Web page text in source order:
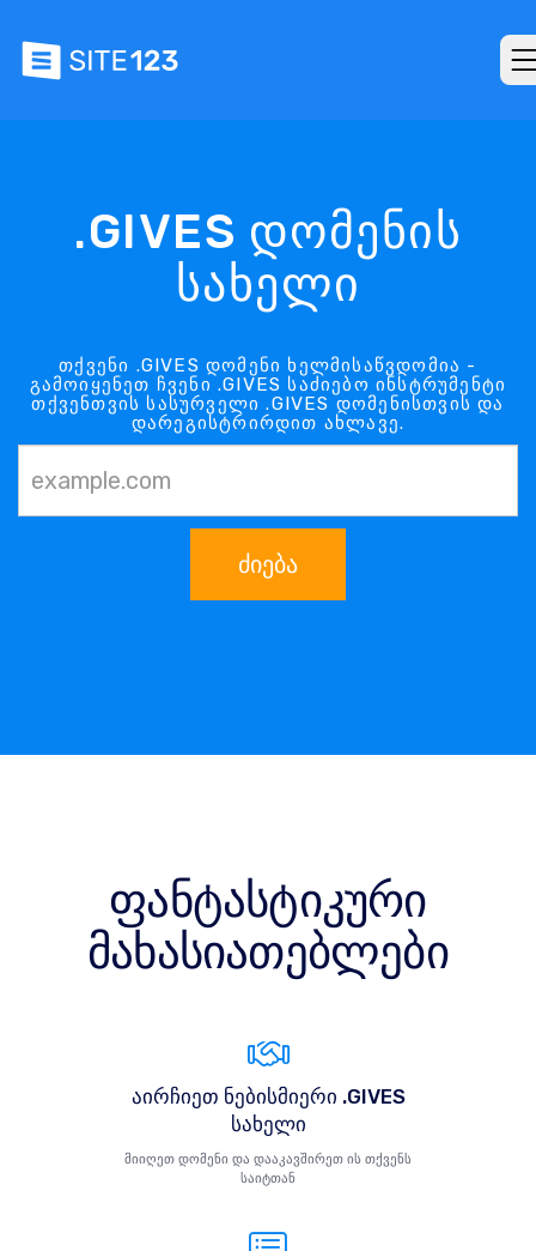
.GIVES დომენის
სახელი
თქვენი .GIVES დომენი ხელმისაწვდომია -
გამოიყენეთ ჩვენი .GIVES საძიებო ინსტრუმენტი
თქვენთვის სასურველი .GIVES დომენისთვის და
დარეგისტრირდით ახლავე.
ძიება
ფანტასტიკური
მახასიათებლები
აირჩიეთ ნებისმიერი .GIVES
სახელი
მიიღეთ დომენი და დააკავშირეთ ის თქვენს
საიტთან